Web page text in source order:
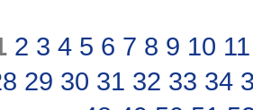
2 3 4 5 6 7 8 9 10 11
29 30 31 32 33 34